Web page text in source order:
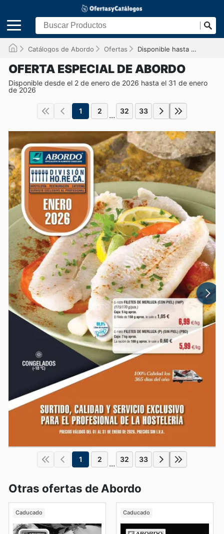
Catálogos de Abordo Ofertas Disponible hasta el 31/01/2026
OFERTA ESPECIAL DE ABORDO
Disponible desde el 2 de enero de 2026 hasta el 31 de enero
de 2026
1 2 ... 32 33
1 2 ... 32 33
Otras ofertas de Abordo
Caducado Caducado